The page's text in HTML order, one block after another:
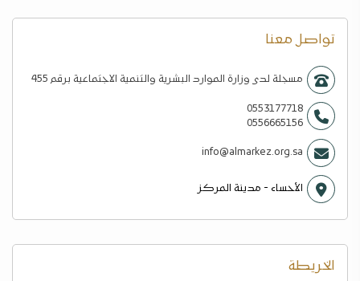
تواصل معنا
مسجلة لدى وزارة الموارد البشرية والتنمية الاجتماعية برقم 455
0553177718
0556665156
info@almarkez.org.sa
الأحساء - مدينة المركز
الخريطة